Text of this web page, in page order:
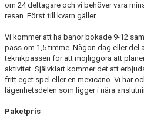
om 24 deltagare och vi behöver vara
resan. Först till kvarn gäller.
Vi kommer att ha banor bokade 9-12
pass om 1,5 timme. Någon dag eller del
teknikpassen för att möjliggöra att
aktivitet. Självklart kommer det att
fritt eget spel eller en mexicano. Vi har
lägenhetsdelen som ligger i nära
Paketpris